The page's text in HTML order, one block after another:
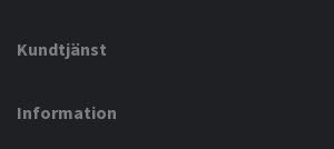
Kundtjänst
Information